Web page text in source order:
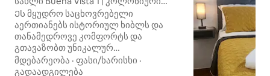
შარმი ცენტრში
Ეს მყუდრო საცხოვრებელი
აერთიანებს ისტორიულ ხიბლს და
თანამედროვე კომფორტს და
გთავაზობთ უნიკალურ
შთაბეჭდილებას ჰონდურასის ერთ-
ერთ ყველაზე სიმბოლურ ადგილას.
მდებარეობა · ფასი/ხარისხი ·
გადაადგილება